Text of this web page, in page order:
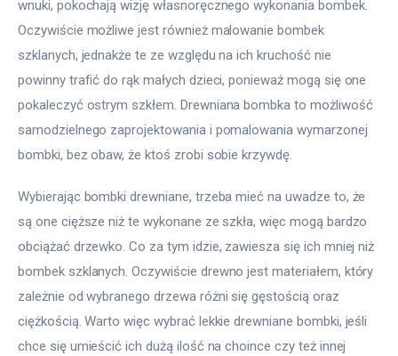
wnuki, pokochają wizję własnoręcznego wykonania bombek.
Oczywiście możliwe jest również malowanie bombek
szklanych, jednakże te ze względu na ich kruchość nie
powinny trafić do rąk małych dzieci, ponieważ mogą się one
pokaleczyć ostrym szkłem. Drewniana bombka to możliwość
samodzielnego zaprojektowania i pomalowania wymarzonej
bombki, bez obaw, że ktoś zrobi sobie krzywdę.
Wybierając bombki drewniane, trzeba mieć na uwadze to, że
są one cięższe niż te wykonane ze szkła, więc mogą bardzo
obciążać drzewko. Co za tym idzie, zawiesza się ich mniej niż
bombek szklanych. Oczywiście drewno jest materiałem, który
zależnie od wybranego drzewa różni się gęstością oraz
ciężkością. Warto więc wybrać lekkie drewniane bombki, jeśli
chce się umieścić ich dużą ilość na choince czy też innej